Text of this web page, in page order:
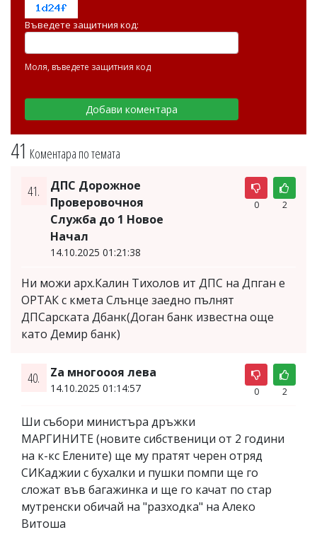
41 Коментара по темата
41.
ДПС Дорожное
Проверовочноя
Служба до 1 Новое
Начал
14.10.2025 01:21:38
0 2
Ни можи арх.Калин Тихолов ит ДПС на Дпган е
ОРТАК с кмета Слънце заедно пълнят
ДПСарската Дбанк(Доган банк известна още
като Демир банк)
40. Za многоооя лева
14.10.2025 01:14:57 0 2
Ши събори министъра дръжки
МАРГИНИТЕ (новите сибственици от 2 години
на к-кс Елените) ще му пратят черен отряд
СИКаджии с бухалки и пушки помпи ще го
сложат във багажинка и ще го качат по стар
мутренски обичай на "разходка" на Алеко
Витоша
Въведете защитния код:
Моля, въведете защитния код